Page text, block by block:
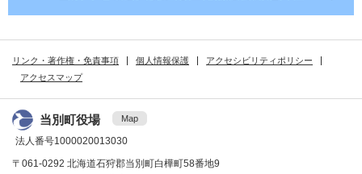
リンク・著作権・免責事項 個人情報保護
アクセシビリティポリシー
アクセスマップ
当別町役場 Map
法人番号1000020013030
〒061-0292 北海道石狩郡当別町白樺町58番地9